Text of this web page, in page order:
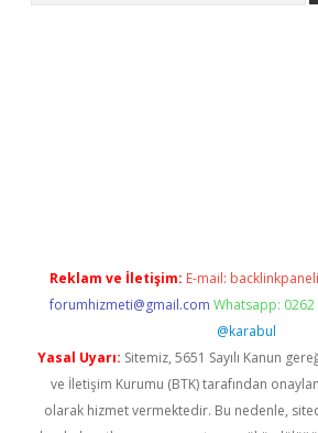
Reklam ve İletişim: E-mail:
forumhizmeti@gmail.com Whatsapp: 0262
@karabul
Yasal Uyarı: Sitemiz, 5651 Sayılı Kanun
ve İletişim Kurumu (BTK) tarafından
olarak hizmet vermektedir. Bu nedenle,